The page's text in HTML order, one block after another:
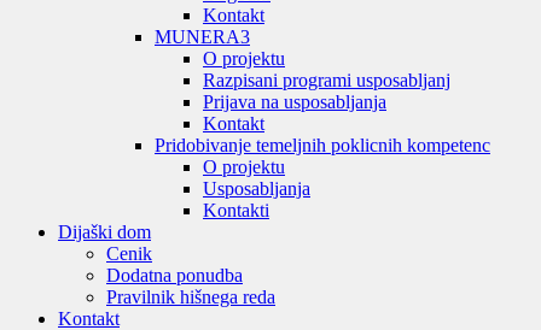
Kontakt
MUNERA3
O projektu
Razpisani programi usposabljanj
Prijava na usposabljanja
Kontakt
Pridobivanje temeljnih poklicnih kompetenc
O projektu
Usposabljanja
Kontakti
Dijaški dom
Cenik
Dodatna ponudba
Pravilnik hišnega reda
Kontakt